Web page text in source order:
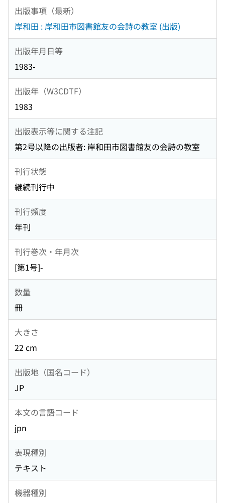
出版事項（最新）
岸和田 : 岸和田市図書館友の会詩の教室 (出版)
出版年月日等
1983-
出版年（W3CDTF）
1983
出版表示等に関する注記
第2号以降の出版者: 岸和田市図書館友の会詩の教室
刊行状態
継続刊行中
刊行頻度
年刊
刊行巻次・年月次
[第1号]-
数量
冊
大きさ
22 cm
出版地（国名コード）
JP
本文の言語コード
jpn
表現種別
テキスト
機器種別